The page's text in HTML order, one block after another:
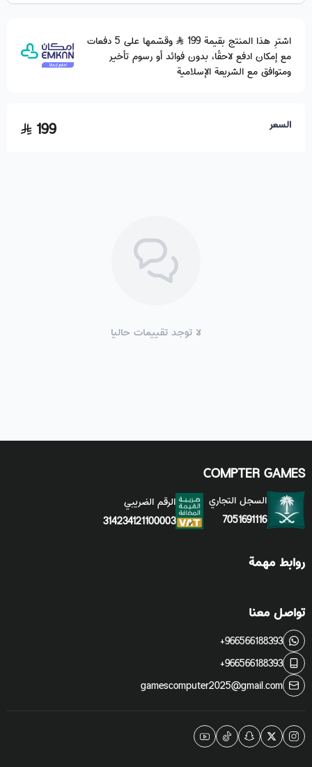
اشترِ هذا المنتج بقيمة 199
وقسّمها على 5 دفعات
مع إمكان ادفع لاحقًا، بدون فوائد أو رسوم تأخير
ومتوافق مع الشريعة الإسلامية
السعر 199
لا توجد تقييمات حاليا
COMPTER GAMES
السجل التجاري
7051691116
الرقم الضريبي
314234121100003
روابط مهمة
تواصل معنا
+966566188393
+966566188393
gamescomputer2025@gmail.com